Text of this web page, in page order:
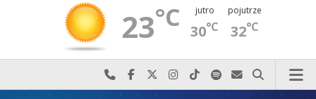
23°C jutro
30°C
pojutrze
32°C
Najlepiej po prostu do nas zadzwoń
Odwiedź nas na Facebook-u
Odwiedź nas na X
Odwiedź nas na Instagram-ie
Odwiedź nas na TikTok-u
Szukaj nas na Spotify
Wyślij do nas
Szukaj